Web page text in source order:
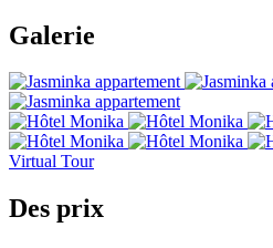
Galerie
Virtual Tour
Des prix